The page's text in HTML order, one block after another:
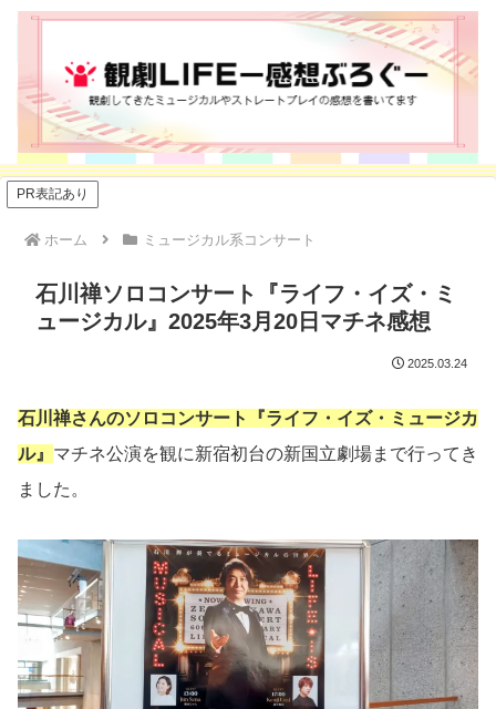
PR表記あり
ホーム ミュージカル系コンサート
石川禅ソロコンサート『ライフ・イズ・ミ
ュージカル』2025年3月20日マチネ感想
2025.03.24
石川禅さんのソロコンサート『ライフ・イズ・ミュージカ
ル』 マチネ公演を観に新宿初台の新国立劇場まで行ってき
ました。